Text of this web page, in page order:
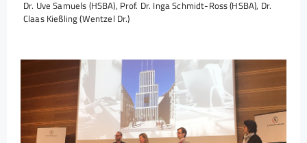
Dr. Uve Samuels (HSBA), Prof. Dr. Inga Schmidt-Ross (HSBA), Dr.
Claas Kießling (Wentzel Dr.)